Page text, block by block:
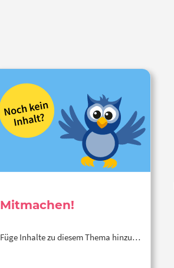
Mitmachen!
Füge Inhalte zu diesem Thema hinzu…